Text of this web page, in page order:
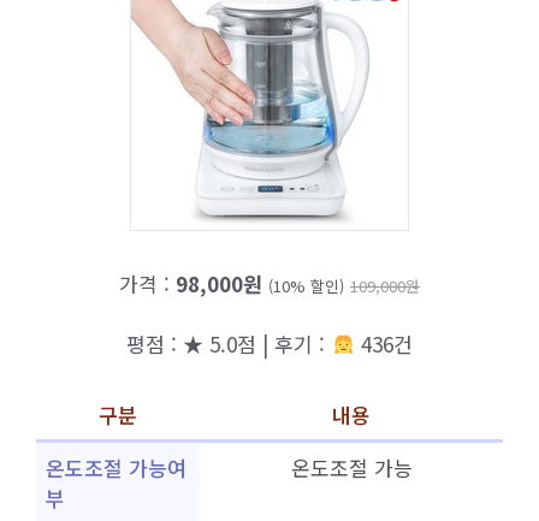
가격 : 98,000원 (10% 할인) 109,000원
평점 : ★ 5.0점 | 후기 : 436건
구분
내용
온도조절 가능여
부
온도조절 가능